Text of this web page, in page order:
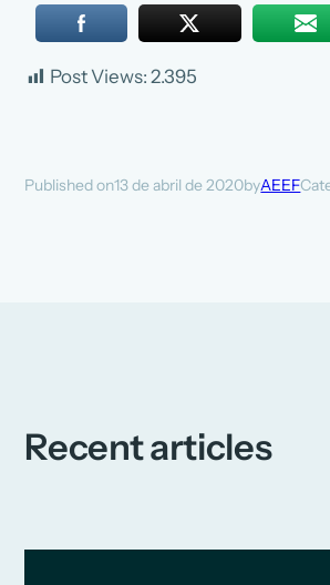
Post Views: 2.395
Published on13 de abril de 2020byAEEF
Recent articles